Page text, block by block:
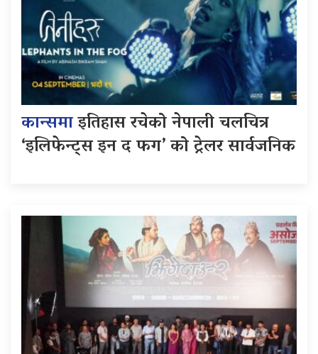
कान्समाइतिहास रचेको नेपाली चलचित्र
‘इलिफेन्ट्स इन द फग’ को ट्रेलर सार्वजनिक